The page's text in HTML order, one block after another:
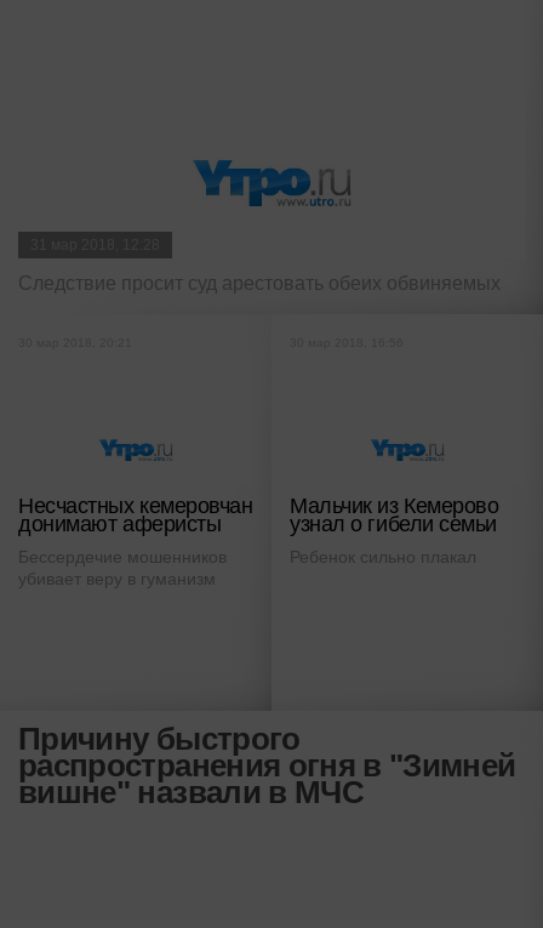
Следствие просит суд арестовать обеих обвиняемых
Несчастных кемеровчан
донимают аферисты
Бессердечие мошенников
убивает веру в гуманизм
Мальчик из Кемерово
узнал о гибели семьи
Ребенок сильно плакал
Причину быстрого
распространения огня в "Зимней
вишне" назвали в МЧС